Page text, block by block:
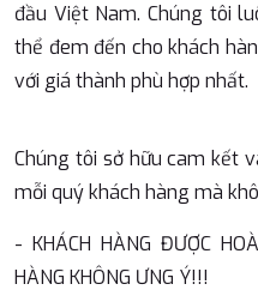
đầu Việt Nam. Chúng tôi
thể đem đến cho khách
với giá thành phù hợp nhất.
Chúng tôi sở hữu cam kết
mỗi quý khách hàng mà
- KHÁCH HÀNG ĐƯỢC
HÀNG KHÔNG ƯNG Ý!!!